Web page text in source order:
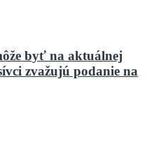
byť na aktuálnej
zvažujú podanie na